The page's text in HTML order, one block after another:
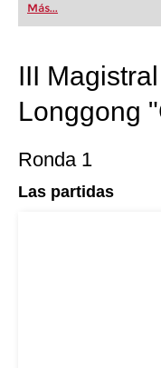
Más...
III
Longgong
Ronda 1
Las partidas